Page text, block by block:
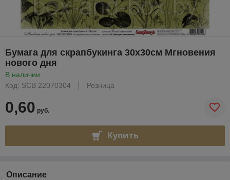
Бумага для скрапбукинга 30х30см Мгновения
нового дня
В наличии
Код: SCB 22070304
Розница
0,60 руб.
Купить
Описание